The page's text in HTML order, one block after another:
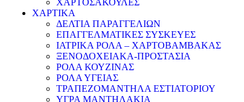
ΧΑΡΤΟΣΑΚΟΥΛΕΣ
ΧΑΡΤΙΚΑ
ΔΕΛΤΙΑ ΠΑΡΑΓΓΕΛΙΩΝ
ΕΠΑΓΓΕΛΜΑΤΙΚΕΣ ΣΥΣΚΕΥΕΣ
ΙΑΤΡΙΚΑ ΡΟΛΑ – ΧΑΡΤΟΒΑΜΒΑΚΑΣ
ΞΕΝΟΔΟΧΕΙΑΚΑ-ΠΡΟΣΤΑΣΙΑ
ΡΟΛΑ ΚΟΥΖΙΝΑΣ
ΡΟΛΑ ΥΓΕΙΑΣ
ΤΡΑΠΕΖΟΜΑΝΤΗΛΑ ΕΣΤΙΑΤΟΡΙΟΥ
ΥΓΡΑ ΜΑΝΤΗΛΑΚΙΑ